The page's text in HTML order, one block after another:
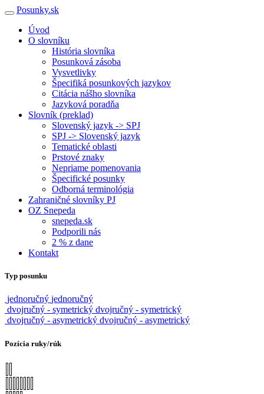
Posunky.sk
Úvod
O slovníku
História slovníka
Posunková zásoba
Vysvetlivky
Špecifiká posunkových jazykov
Citácia nášho slovníka
Jazyková poradňa
Slovník (preklad)
Slovenský jazyk -> SPJ
SPJ -> Slovenský jazyk
Tematické oblasti
Prstové znaky
Nepriame pomenovania
Špecifické posunky
Odborná terminológia
Zahraničné slovníky PJ
OZ Snepeda
snepeda.sk
Podporili nás
2 % z dane
Kontakt
Typ posunku
jednoručný jednoručný
dvojručný - symetrický dvojručný - symetrický
dvojručný - asymetrický dvojručný - asymetrický
Pozícia ruky/rúk